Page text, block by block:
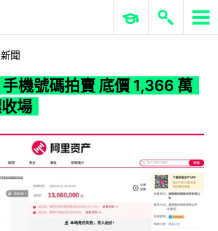
ERP 與商業 AI
聞
機號碼拍賣 底價 1,366 萬
場